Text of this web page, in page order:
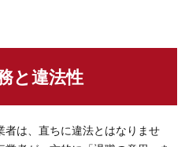
と違法性
は、直ちに違法とはなりませ